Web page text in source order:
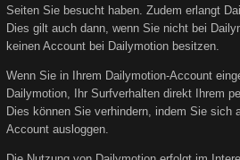
Seiten Sie besucht haben. Zudem erlangt
Dies gilt auch dann, wenn Sie nicht bei
keinen Account bei Dailymotion besitzen.
Wenn Sie in Ihrem Dailymotion-Account
Dailymotion, Ihr Surfverhalten direkt Ihrem
Dies können Sie verhindern, indem Sie sich
Account ausloggen.